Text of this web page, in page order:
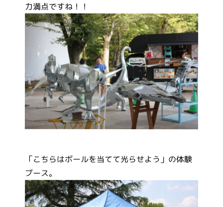
力満点ですね！！
「こちらはボールを当てて光らせよう」の体験
ブース。